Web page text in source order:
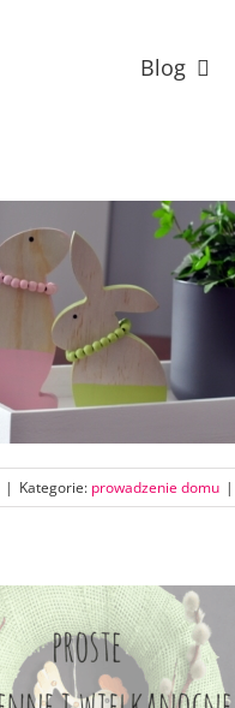
Blog
| Kategorie: prowadzenie domu |